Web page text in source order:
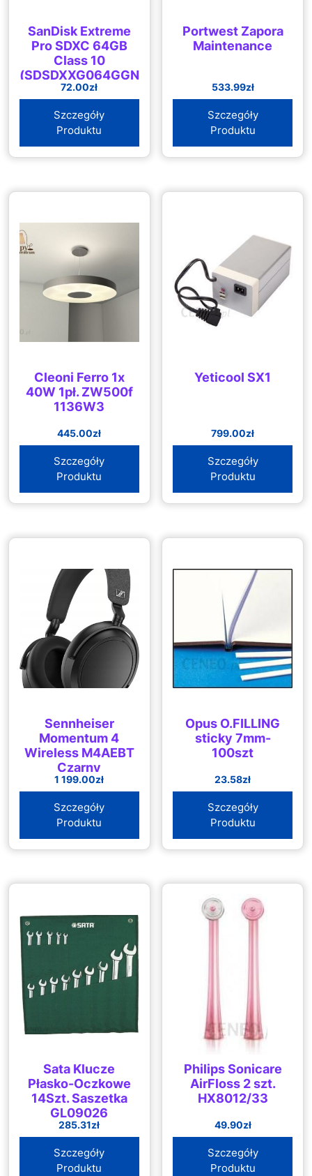
SanDisk Extreme
Pro SDXC 64GB
Class 10
(SDSDXXG064GGN4IN)
72.00zł
Szczegóły
Produktu
Portwest Zapora
Maintenance
533.99zł
Szczegóły
Produktu
Cleoni Ferro 1x
40W 1pł. ZW500f
1136W3
445.00zł
Szczegóły
Produktu
Yeticool SX1
799.00zł
Szczegóły
Produktu
Sennheiser
Momentum 4
Wireless M4AEBT
Czarny
1 199.00zł
Szczegóły
Produktu
Opus O.FILLING
sticky 7mm-
100szt
23.58zł
Szczegóły
Produktu
Sata Klucze
Płasko-Oczkowe
14Szt. Saszetka
GL09026
285.31zł
Szczegóły
Produktu
Philips Sonicare
AirFloss 2 szt.
HX8012/33
49.90zł
Szczegóły
Produktu